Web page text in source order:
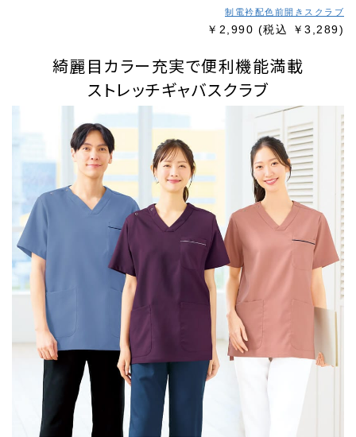
制電衿配色前開きスクラブ
￥2,990 (税込 ￥3,289)
綺麗目カラー充実で便利機能満載
ストレッチギャバスクラブ